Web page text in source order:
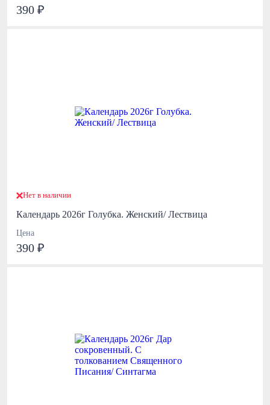
390 ₽
Нет в наличии
Календарь 2026г Голубка. Женский/ Лествица
Цена
390 ₽